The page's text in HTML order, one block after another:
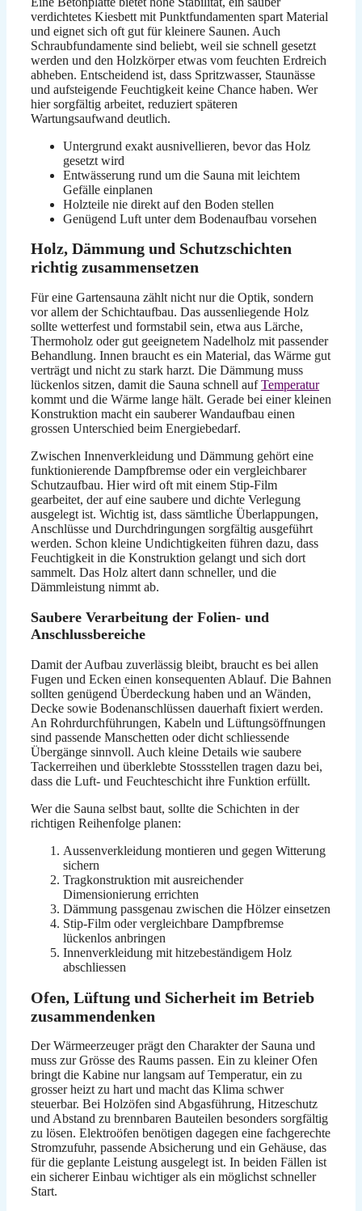
verdichtetes Kiesbett mit Punktfundamenten spart Material
und eignet sich oft gut für kleinere Saunen. Auch
Schraubfundamente sind beliebt, weil sie schnell gesetzt
werden und den Holzkörper etwas vom feuchten Erdreich
abheben. Entscheidend ist, dass Spritzwasser, Staunässe
und aufsteigende Feuchtigkeit keine Chance haben. Wer
hier sorgfältig arbeitet, reduziert späteren
Wartungsaufwand deutlich.
Untergrund exakt ausnivellieren, bevor das Holz
gesetzt wird
Entwässerung rund um die Sauna mit leichtem
Gefälle einplanen
Holzteile nie direkt auf den Boden stellen
Genügend Luft unter dem Bodenaufbau vorsehen
Holz, Dämmung und Schutzschichten
richtig zusammensetzen
Für eine Gartensauna zählt nicht nur die Optik, sondern
vor allem der Schichtaufbau. Das aussenliegende Holz
sollte wetterfest und formstabil sein, etwa aus Lärche,
Thermoholz oder gut geeignetem Nadelholz mit passender
Behandlung. Innen braucht es ein Material, das Wärme gut
verträgt und nicht zu stark harzt. Die Dämmung muss
lückenlos sitzen, damit die Sauna schnell aufTemperatur
kommt und die Wärme lange hält. Gerade bei einer kleinen
Konstruktion macht ein sauberer Wandaufbau einen
grossen Unterschied beim Energiebedarf.
Zwischen Innenverkleidung und Dämmung gehört eine
funktionierende Dampfbremse oder ein vergleichbarer
Schutzaufbau. Hier wird oft mit einem Stip-Film
gearbeitet, der auf eine saubere und dichte Verlegung
ausgelegt ist. Wichtig ist, dass sämtliche Überlappungen,
Anschlüsse und Durchdringungen sorgfältig ausgeführt
werden. Schon kleine Undichtigkeiten führen dazu, dass
Feuchtigkeit in die Konstruktion gelangt und sich dort
sammelt. Das Holz altert dann schneller, und die
Dämmleistung nimmt ab.
Saubere Verarbeitung der Folien- und
Anschlussbereiche
Damit der Aufbau zuverlässig bleibt, braucht es bei allen
Fugen und Ecken einen konsequenten Ablauf. Die Bahnen
sollten genügend Überdeckung haben und an Wänden,
Decke sowie Bodenanschlüssen dauerhaft fixiert werden.
An Rohrdurchführungen, Kabeln und Lüftungsöffnungen
sind passende Manschetten oder dicht schliessende
Übergänge sinnvoll. Auch kleine Details wie saubere
Tackerreihen und überklebte Stossstellen tragen dazu bei,
dass die Luft- und Feuchteschicht ihre Funktion erfüllt.
Wer die Sauna selbst baut, sollte die Schichten in der
richtigen Reihenfolge planen:
Aussenverkleidung montieren und gegen Witterung
sichern
Tragkonstruktion mit ausreichender
Dimensionierung errichten
Dämmung passgenau zwischen die Hölzer einsetzen
Stip-Film oder vergleichbare Dampfbremse
lückenlos anbringen
Innenverkleidung mit hitzebeständigem Holz
abschliessen
Ofen, Lüftung und Sicherheit im Betrieb
zusammendenken
Der Wärmeerzeuger prägt den Charakter der Sauna und
muss zur Grösse des Raums passen. Ein zu kleiner Ofen
bringt die Kabine nur langsam auf Temperatur, ein zu
grosser heizt zu hart und macht das Klima schwer
steuerbar. Bei Holzöfen sind Abgasführung, Hitzeschutz
und Abstand zu brennbaren Bauteilen besonders sorgfältig
zu lösen. Elektroöfen benötigen dagegen eine fachgerechte
Stromzufuhr, passende Absicherung und ein Gehäuse, das
für die geplante Leistung ausgelegt ist. In beiden Fällen ist
ein sicherer Einbau wichtiger als ein möglichst schneller
Start.